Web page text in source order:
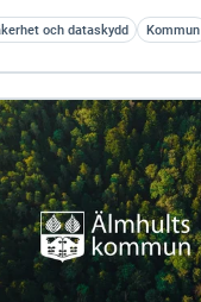
och dataskydd Kommun